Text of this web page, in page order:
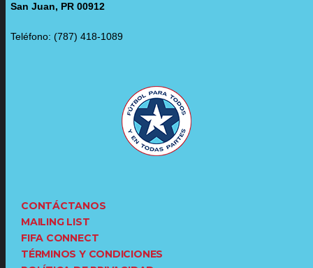
San Juan, PR 00912
Teléfono: (787) 418-1089
CONTÁCTANOS
MAILING LIST
FIFA CONNECT
TÉRMINOS Y CONDICIONES